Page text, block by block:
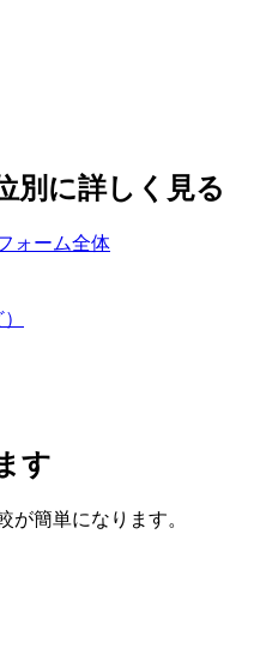
別に詳しく見る
ォーム全体
す
が簡単になります。